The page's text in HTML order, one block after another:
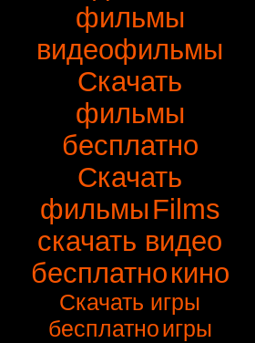
фильмы
видеофильмы
Скачать
фильмы
бесплатно
Скачать
фильмыFilms
скачать видео
бесплатнокино
Скачать игры
бесплатноигры